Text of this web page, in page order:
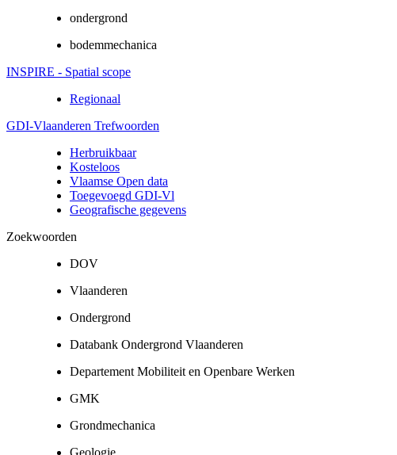
ondergrond
bodemmechanica
INSPIRE - Spatial scope
Regionaal
GDI-Vlaanderen Trefwoorden
Herbruikbaar
Kosteloos
Vlaamse Open data
Toegevoegd GDI-Vl
Geografische gegevens
Zoekwoorden
DOV
Vlaanderen
Ondergrond
Databank Ondergrond Vlaanderen
Departement Mobiliteit en Openbare Werken
GMK
Grondmechanica
Geologie